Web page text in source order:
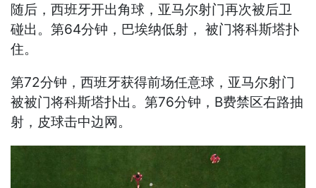
随后，西班牙开出角球，亚马尔射门再次被后卫
碰出。第64分钟，巴埃纳低射， 被门将科斯塔扑
住。
第72分钟，西班牙获得前场任意球，亚马尔射门
被被门将科斯塔扑出。第76分钟，B费禁区右路抽
射，皮球击中边网。